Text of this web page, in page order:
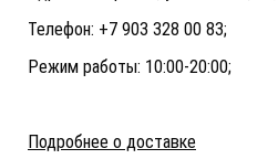
Телефон: +7 903 328 00 83;
Режим работы: 10:00-20:00;
Подробнее о доставке